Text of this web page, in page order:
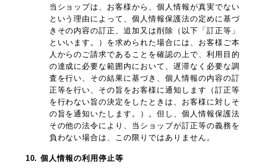
当ショップは、お客様から、個人情報が真実でない
という理由によって、個人情報保護法の定めに基づ
きその内容の訂正、追加又は削除（以下「訂正等」
といいます。）を求められた場合には、お客様ご本
人からのご請求であることを確認の上で、利用目的
の達成に必要な範囲内において、遅滞なく必要な調
査を行い、その結果に基づき、個人情報の内容の訂
正等を行い、その旨をお客様に通知します（訂正等
を行わない旨の決定をしたときは、お客様に対しそ
の旨を通知いたします。）。但し、個人情報保護法
その他の法令により、当ショップが訂正等の義務を
負わない場合は、この限りではありません。
10. 個人情報の利用停止等